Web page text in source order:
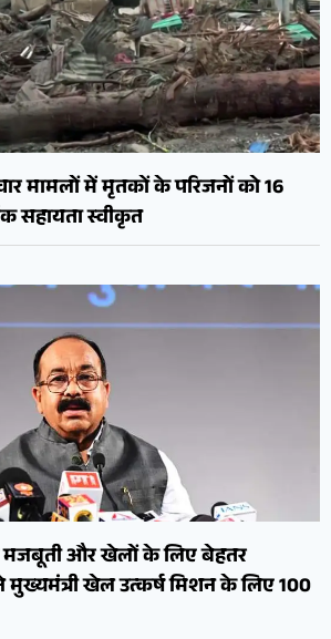
मामलों में मृतकों के परिजनों को 16
सहायता स्वीकृत
और खेलों के लिए बेहतर
मुख्यमंत्री खेल उत्कर्ष मिशन के लिए 100